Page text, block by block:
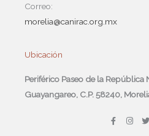
Correo:
morelia@canirac.org.mx
Ubicación
Periférico Paseo de la República
Guayangareo, C.P. 58240,
F
a
I
n
T
w